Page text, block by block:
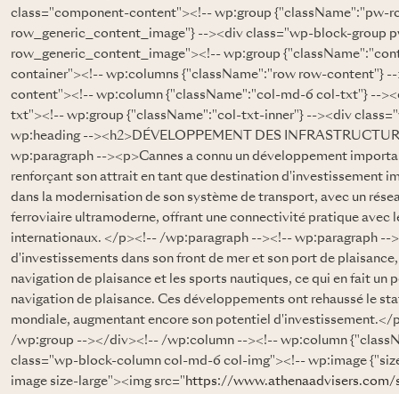
class="component-content"><!-- wp:group {"className":"pw-
row_generic_content_image"} --><div class="wp-block-group
row_generic_content_image"><!-- wp:group
container"><!-- wp:columns {"className":"row row-content"}
content"><!-- wp:column {"className":"col-md-6 col-txt"} --
txt"><!-- wp:group {"className":"col-txt-inner"} --><div
wp:heading --><h2>DÉVELOPPEMENT DES
wp:paragraph --><p>Cannes a connu un développement
renforçant son attrait en tant que destination d'investissement
dans la modernisation de son système de transport, avec un
ferroviaire ultramoderne, offrant une connectivité pratique avec
internationaux. </p><!-- /wp:paragraph --><!-- wp:paragraph --
d'investissements dans son front de mer et son port de
navigation de plaisance et les sports nautiques, ce qui en fait un
navigation de plaisance. Ces développements ont rehaussé le
mondiale, augmentant encore son potentiel
/wp:group --></div><!-- /wp:column --><!-- wp:column
class="wp-block-column col-md-6 col-img"><!-- wp:image
image size-large"><img src=" https://